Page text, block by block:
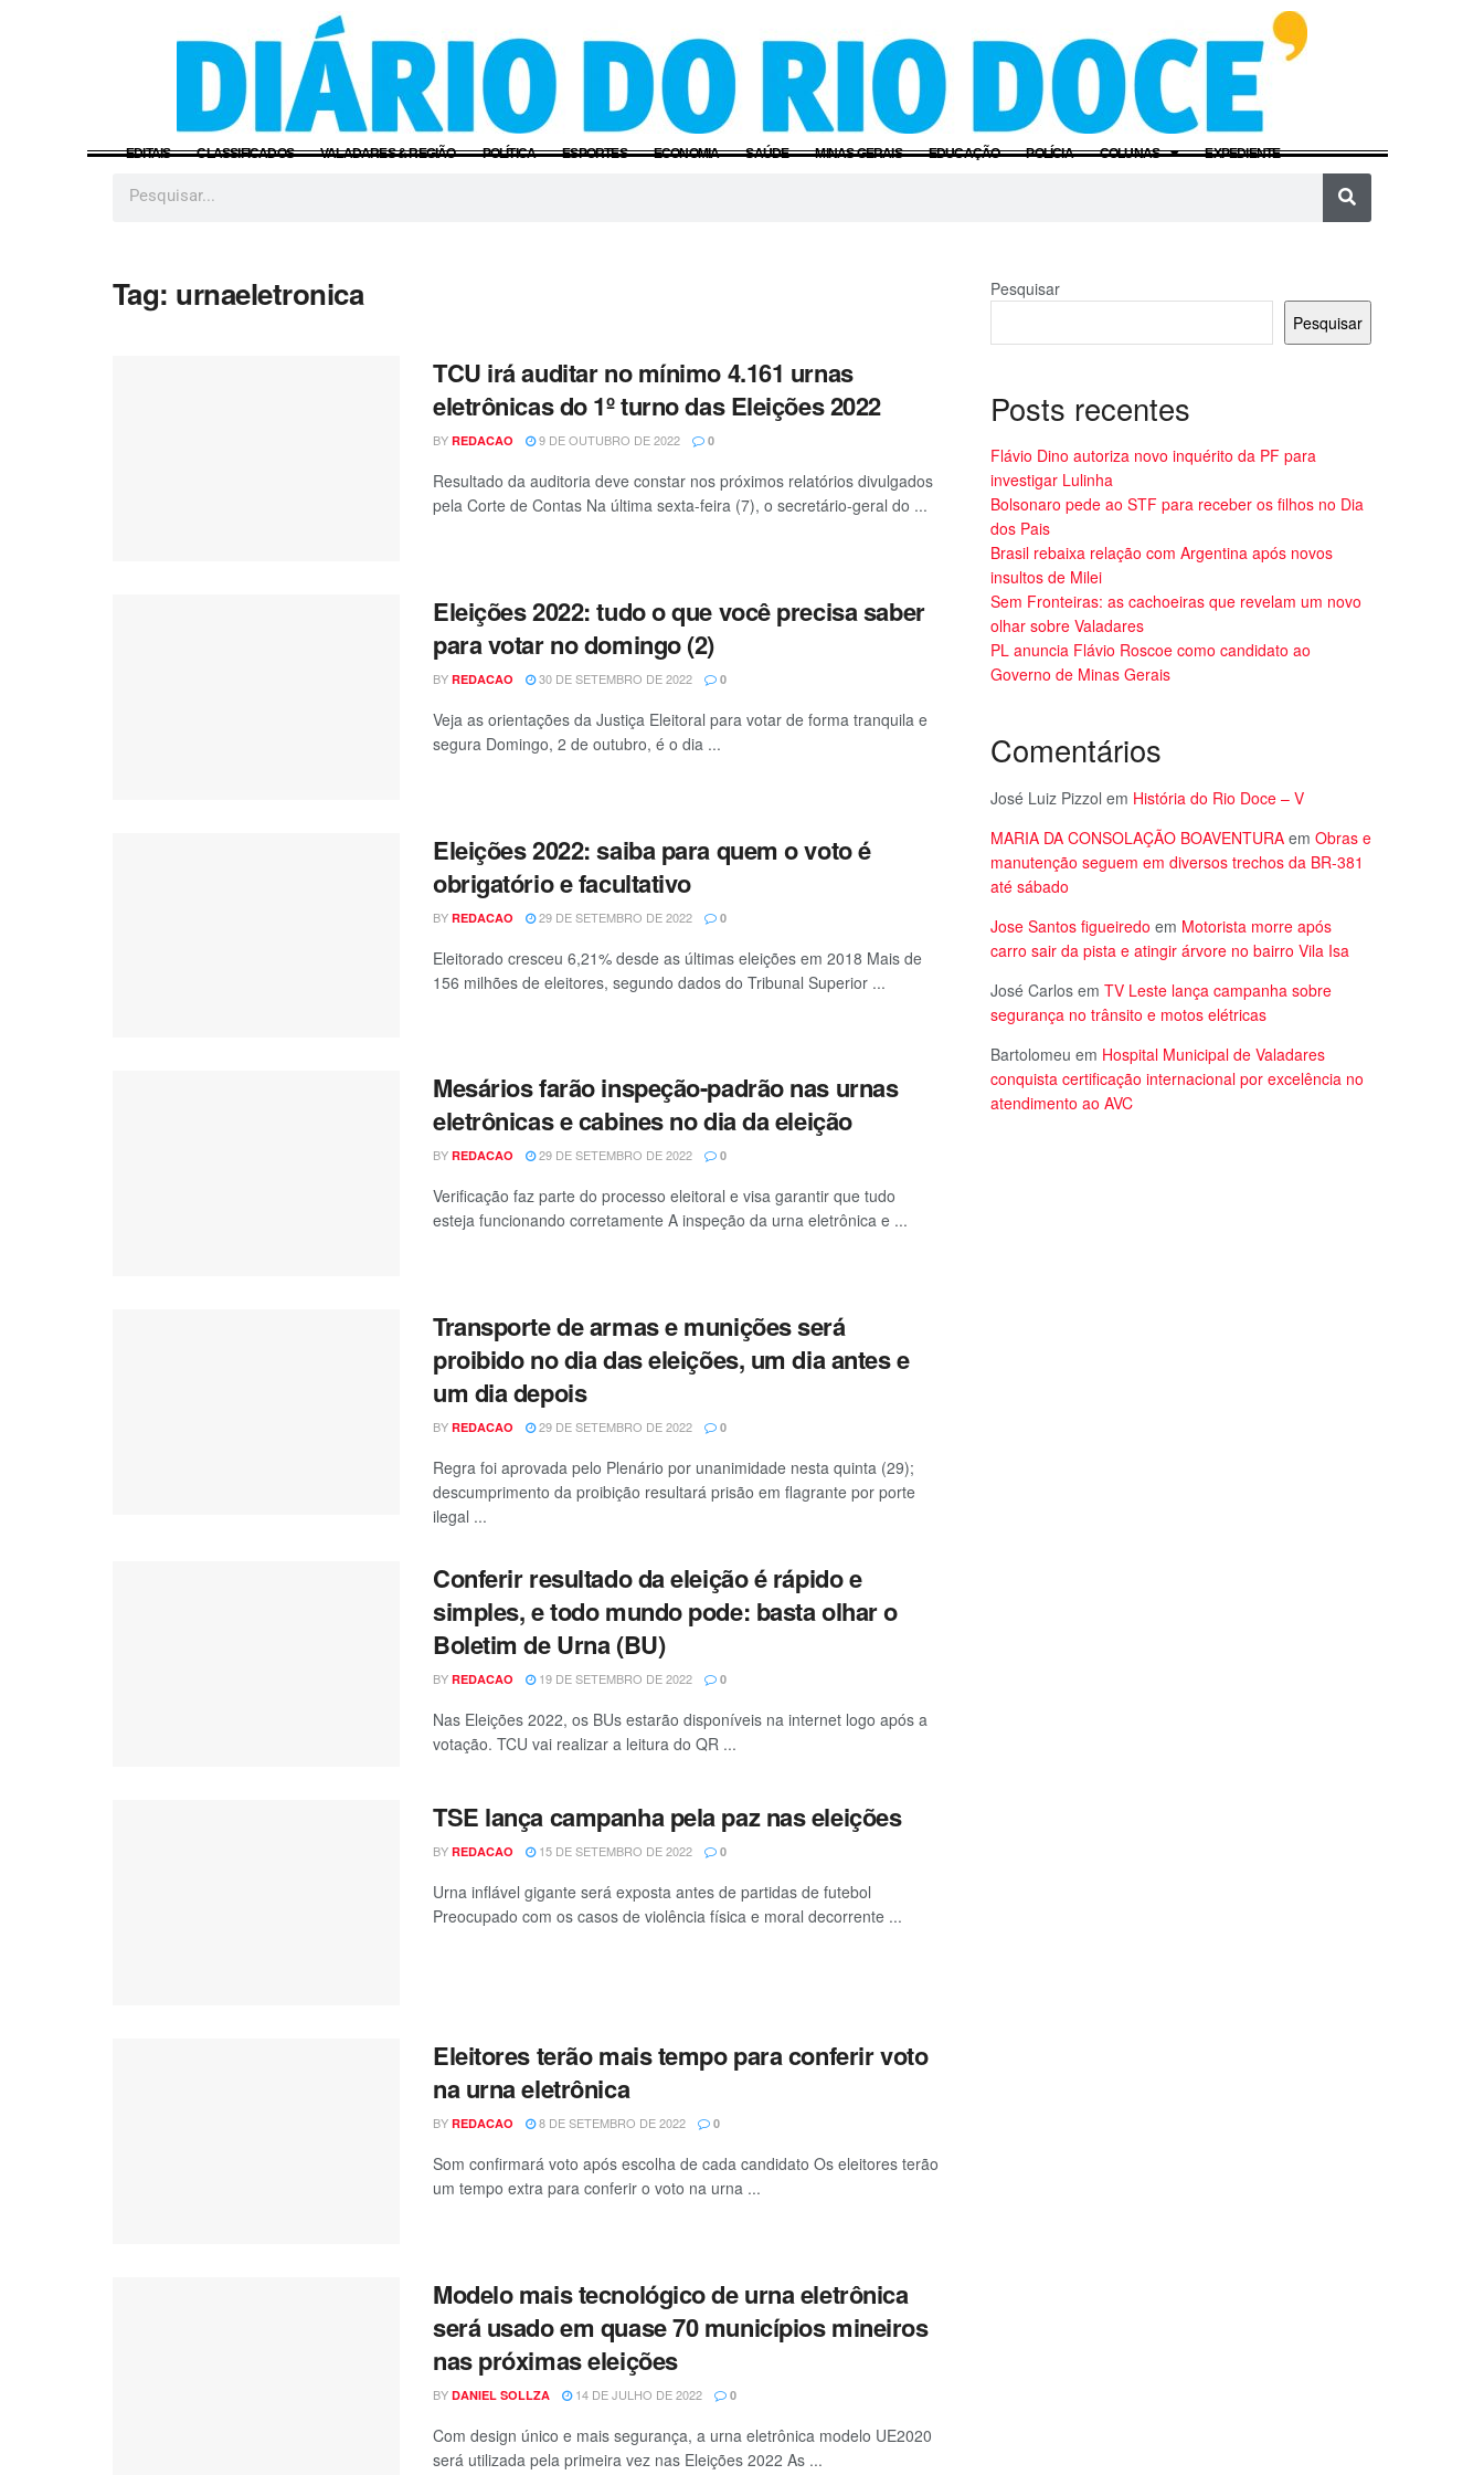
EDITAIS CLASSIFICADOS VALADARES & REGIÃO POLÍTICA ESPORTES ECONOMIA SAÚDE MINAS GERAIS EDUCAÇÃO POLÍCIA COLUNAS EXPEDIENTE
Tag: urnaeletronica
TCU irá auditar no mínimo 4.161 urnas
eletrônicas do 1º turno das Eleições 2022
BY REDACAO 9 DE OUTUBRO DE 2022 0
Resultado da auditoria deve constar nos próximos relatórios divulgados
pela Corte de Contas Na última sexta-feira (7), o secretário-geral do ...
Eleições 2022: tudo o que você precisa saber
para votar no domingo (2)
BY REDACAO 30 DE SETEMBRO DE 2022 0
Veja as orientações da Justiça Eleitoral para votar de forma tranquila e
segura Domingo, 2 de outubro, é o dia ...
Eleições 2022: saiba para quem o voto é
obrigatório e facultativo
BY REDACAO 29 DE SETEMBRO DE 2022 0
Eleitorado cresceu 6,21% desde as últimas eleições em 2018 Mais de
156 milhões de eleitores, segundo dados do Tribunal Superior ...
Mesários farão inspeção-padrão nas urnas
eletrônicas e cabines no dia da eleição
BY REDACAO 29 DE SETEMBRO DE 2022 0
Verificação faz parte do processo eleitoral e visa garantir que tudo
esteja funcionando corretamente A inspeção da urna eletrônica e ...
Transporte de armas e munições será
proibido no dia das eleições, um dia antes e
um dia depois
BY REDACAO 29 DE SETEMBRO DE 2022 0
Regra foi aprovada pelo Plenário por unanimidade nesta quinta (29);
descumprimento da proibição resultará prisão em flagrante por porte
ilegal ...
Conferir resultado da eleição é rápido e
simples, e todo mundo pode: basta olhar o
Boletim de Urna (BU)
BY REDACAO 19 DE SETEMBRO DE 2022 0
Nas Eleições 2022, os BUs estarão disponíveis na internet logo após a
votação. TCU vai realizar a leitura do QR ...
TSE lança campanha pela paz nas eleições
BY REDACAO 15 DE SETEMBRO DE 2022 0
Urna inflável gigante será exposta antes de partidas de futebol
Preocupado com os casos de violência física e moral decorrente ...
Eleitores terão mais tempo para conferir voto
na urna eletrônica
BY REDACAO 8 DE SETEMBRO DE 2022 0
Som confirmará voto após escolha de cada candidato Os eleitores terão
um tempo extra para conferir o voto na urna ...
Modelo mais tecnológico de urna eletrônica
será usado em quase 70 municípios mineiros
nas próximas eleições
BY DANIEL SOLLZA 14 DE JULHO DE 2022 0
Com design único e mais segurança, a urna eletrônica modelo UE2020
será utilizada pela primeira vez nas Eleições 2022 As ...
Pesquisar
Pesquisar
Posts recentes
Flávio Dino autoriza novo inquérito da PF para
investigar Lulinha
Bolsonaro pede ao STF para receber os filhos no Dia
dos Pais
Brasil rebaixa relação com Argentina após novos
insultos de Milei
Sem Fronteiras: as cachoeiras que revelam um novo
olhar sobre Valadares
PL anuncia Flávio Roscoe como candidato ao
Governo de Minas Gerais
Comentários
José Luiz Pizzol em História do Rio Doce – V
MARIA DA CONSOLAÇÃO BOAVENTURA em Obras e
manutenção seguem em diversos trechos da BR-381
até sábado
Jose Santos figueiredo em Motorista morre após
carro sair da pista e atingir árvore no bairro Vila Isa
José Carlos em TV Leste lança campanha sobre
segurança no trânsito e motos elétricas
Bartolomeu em Hospital Municipal de Valadares
conquista certificação internacional por excelência no
atendimento ao AVC